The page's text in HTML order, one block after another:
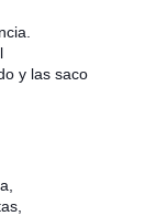
y las saco